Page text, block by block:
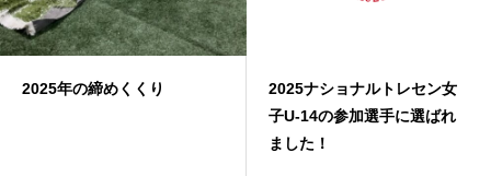
2025年の締めくくり
2025ナショナルトレセン女
子U-14の参加選手に選ばれ
ました！